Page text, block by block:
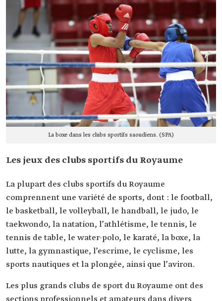
La boxe dans les clubs sportifs saoudiens. (SPA)
Les jeux des clubs sportifs du Royaume
La plupart des clubs sportifs du Royaume
comprennent une variété de sports, dont : le football,
le basketball, le volleyball, le handball, le judo, le
taekwondo, la natation, l’athlétisme, le tennis, le
tennis de table, le water-polo, le karaté, la boxe, la
lutte, la gymnastique, l’escrime, le cyclisme, les
sports nautiques et la plongée, ainsi que l’aviron.
Les plus grands clubs de sport du Royaume ont des